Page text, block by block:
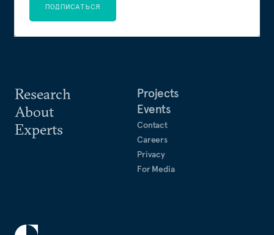
Research
About
Experts
Projects
Events
Contact
Careers
Privacy
For Media
ПОДПИСАТЬСЯ